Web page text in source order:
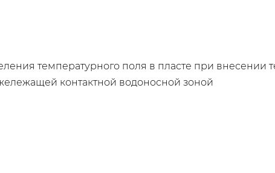
температурного поля в пласте при внесении
контактной водоносной зоной